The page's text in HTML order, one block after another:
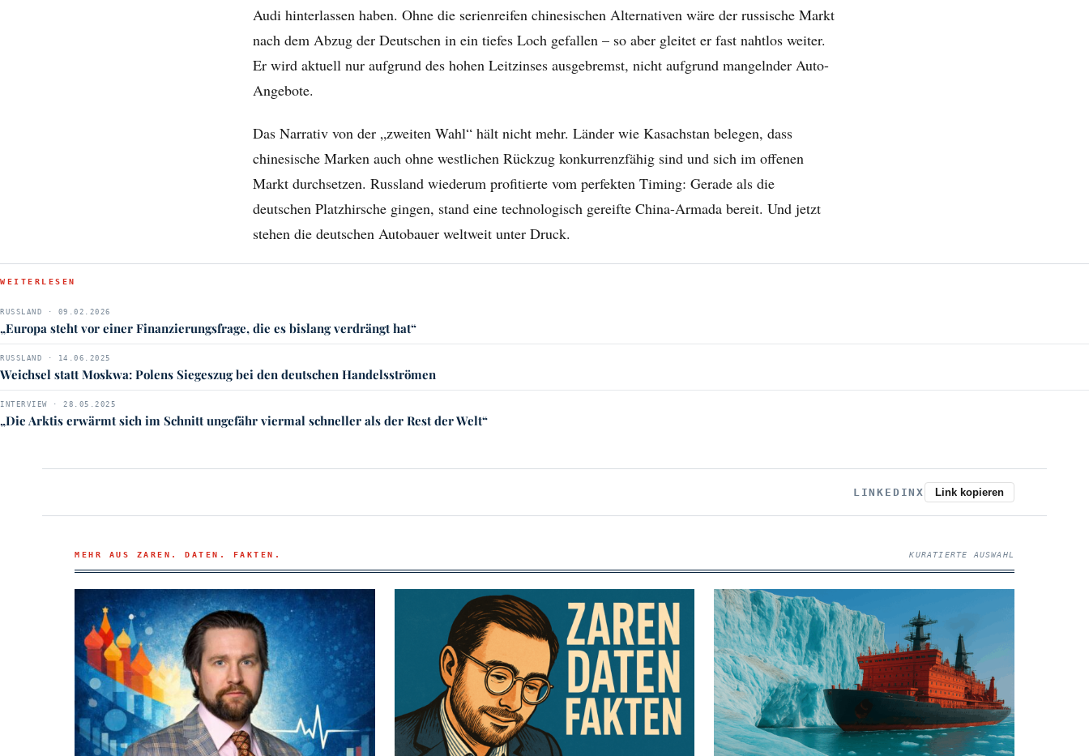
Audi hinterlassen haben. Ohne die serienreifen chinesischen Alternativen wäre der russische Markt
nach dem Abzug der Deutschen in ein tiefes Loch gefallen – so aber gleitet er fast nahtlos weiter.
Er wird aktuell nur aufgrund des hohen Leitzinses ausgebremst, nicht aufgrund mangelnder Auto-
Angebote.
Das Narrativ von der „zweiten Wahl“ hält nicht mehr. Länder wie Kasachstan belegen, dass
chinesische Marken auch ohne westlichen Rückzug konkurrenzfähig sind und sich im offenen
Markt durchsetzen. Russland wiederum profitierte vom perfekten Timing: Gerade als die
deutschen Platzhirsche gingen, stand eine technologisch gereifte China-Armada bereit. Und jetzt
stehen die deutschen Autobauer weltweit unter Druck.
WEITERLESEN
RUSSLAND · 09.02.2026
„Europa steht vor einer Finanzierungsfrage, die es bislang verdrängt hat“
RUSSLAND · 14.06.2025
Weichsel statt Moskwa: Polens Siegeszug bei den deutschen Handelsströmen
INTERVIEW · 28.05.2025
„Die Arktis erwärmt sich im Schnitt ungefähr viermal schneller als der Rest der Welt“
LINKEDINX Link kopieren
MEHR AUS ZAREN. DATEN. FAKTEN. KURATIERTE AUSWAHL